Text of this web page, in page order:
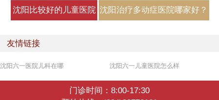
哪家？ 名，自闭症
沈阳比较好的儿童医院 沈阳治疗多动症医院哪家好？
友情链接
沈阳六一医院儿科在哪 沈阳六一儿童医院怎么样
门诊时间：8:00-17:30